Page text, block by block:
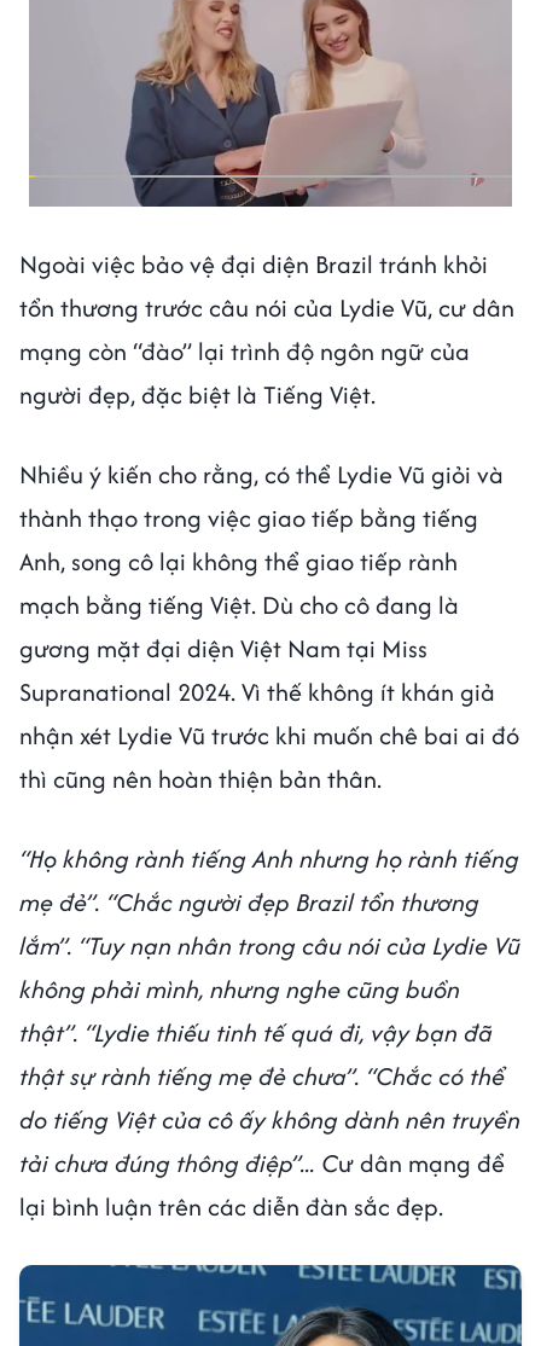
Ngoài việc bảo vệ đại diện Brazil tránh khỏi
tổn thương trước câu nói của Lydie Vũ, cư dân
mạng còn “đào” lại trình độ ngôn ngữ của
người đẹp, đặc biệt là Tiếng Việt.
Nhiều ý kiến cho rằng, có thể Lydie Vũ giỏi và
thành thạo trong việc giao tiếp bằng tiếng
Anh, song cô lại không thể giao tiếp rành
mạch bằng tiếng Việt. Dù cho cô đang là
gương mặt đại diện Việt Nam tại Miss
Supranational 2024. Vì thế không ít khán giả
nhận xét Lydie Vũ trước khi muốn chê bai ai đó
thì cũng nên hoàn thiện bản thân.
“Họ không rành tiếng Anh nhưng họ rành tiếng
mẹ đẻ”. “Chắc người đẹp Brazil tổn thương
lắm”. “Tuy nạn nhân trong câu nói của Lydie Vũ
không phải mình, nhưng nghe cũng buồn
thật”. “Lydie thiếu tinh tế quá đi, vậy bạn đã
thật sự rành tiếng mẹ đẻ chưa”. “Chắc có thể
do tiếng Việt của cô ấy không dành nên truyền
tải chưa đúng thông điệp”... Cư dân mạng để
lại bình luận trên các diễn đàn sắc đẹp.